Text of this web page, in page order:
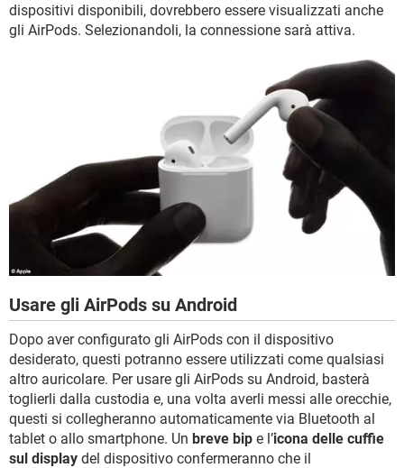
dispositivi disponibili, dovrebbero essere visualizzati anche
gli AirPods. Selezionandoli, la connessione sarà attiva.
Usare gli AirPods su Android
Dopo aver configurato gli AirPods con il dispositivo
desiderato, questi potranno essere utilizzati come qualsiasi
altro auricolare. Per usare gli AirPods su Android, basterà
toglierli dalla custodia e, una volta averli messi alle orecchie,
questi si collegheranno automaticamente via Bluetooth al
tablet o allo smartphone. Un breve bip e l’icona delle cuffie
sul display del dispositivo confermeranno che il